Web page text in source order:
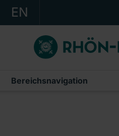
EN
KONZERN
KLINIKEN
KARRIERE
Bereichsnavigation
IR-News